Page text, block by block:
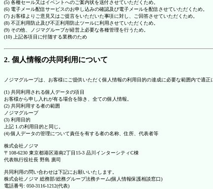
(5) 各種セール又はイベントへのご案内状を送付させていただくため。
(6) 電子メール配信サービスのお申し込みの確認及び電子メールを配信させていただくため。
(7) お客様よりご意見又はご提言をいただいた事項に対し、ご回答させていただくため。
(8) 不正利用防止及び不正利用防止ツールに利用させていただくため。
(9) その他、ノジマグループが経営上必要な各種管理を行うため。
(10) 上記各項目に付随する業務のため
2. 個人情報の共同利用について
ノジマグループは、お客様にご提供いただく個人情報の利用目的の達成に必要な範囲内で適正
(1) 共同利用される個人データの項目
お客様から申し入れが有る場合を除き、全ての個人情報。
(2) 共同利用する者の範囲
ノジマグループ
(3) 利用目的
上記 1.の利用目的と同じ。
(4) 個人データの管理について責任を有する者の名称、住所、代表者等
株式会社ノジマ
〒108-6230 東京都港区港南2丁目15-3 品川インターシティC棟
代表執行役社長 野島 廣司
共同利用の問い合わせは下記にお願いいたします。
株式会社ノジマ 総務部/総務グループ法務チーム(個人情報保護相談窓口)
電話番号: 050-3116-1212(代表)